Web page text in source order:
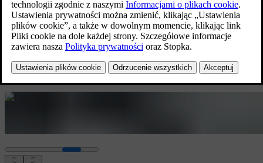
Dla drogi, która jest przed Tobą. Odkryj
na nowo radość z jazdy dzięki naszemu
odświeżonemu, kochającym drogę
sedanowi hybrydowemu plug in – na
wszystkie życiowe zakręty.